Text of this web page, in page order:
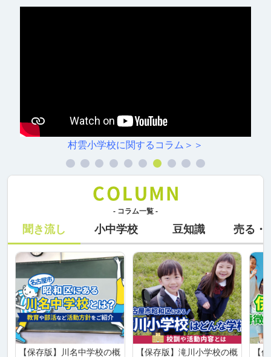
学校に関するコラム＞＞
- コラム一覧 -
聞き流し 小中学校 豆知識 売る・
【保存版】川名中学校の概
【保存版】滝川小学校の概
【